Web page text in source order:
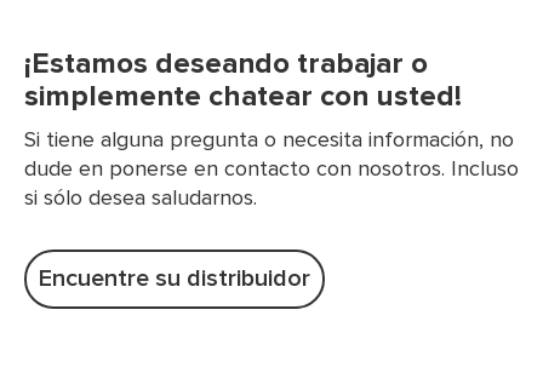
¡Estamos deseando trabajar o
simplemente chatear con usted!
Si tiene alguna pregunta o necesita información, no
dude en ponerse en contacto con nosotros. Incluso
si sólo desea saludarnos.
Encuentre su distribuidor